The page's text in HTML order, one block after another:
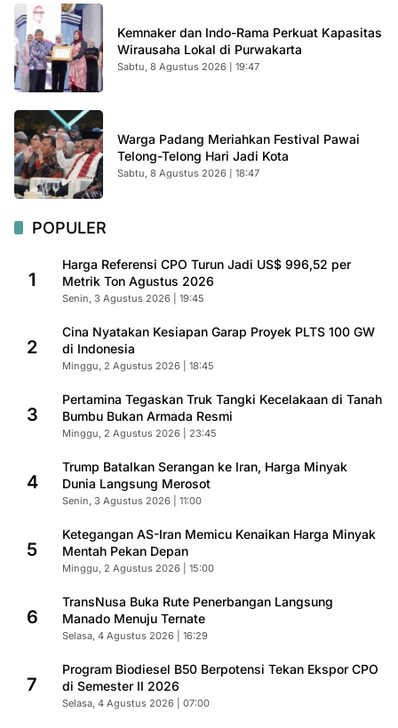
Kemnaker dan Indo-Rama Perkuat Kapasitas
Wirausaha Lokal di Purwakarta
Sabtu, 8 Agustus 2026 | 19:47
Warga Padang Meriahkan Festival Pawai
Telong-Telong Hari Jadi Kota
Sabtu, 8 Agustus 2026 | 18:47
POPULER
1
Harga Referensi CPO Turun Jadi US$ 996,52 per
Metrik Ton Agustus 2026
Senin, 3 Agustus 2026 | 19:45
2
Cina Nyatakan Kesiapan Garap Proyek PLTS 100 GW
di Indonesia
Minggu, 2 Agustus 2026 | 18:45
3
Pertamina Tegaskan Truk Tangki Kecelakaan di Tanah
Bumbu Bukan Armada Resmi
Minggu, 2 Agustus 2026 | 23:45
4
Trump Batalkan Serangan ke Iran, Harga Minyak
Dunia Langsung Merosot
Senin, 3 Agustus 2026 | 11:00
5
Ketegangan AS-Iran Memicu Kenaikan Harga Minyak
Mentah Pekan Depan
Minggu, 2 Agustus 2026 | 15:00
6
TransNusa Buka Rute Penerbangan Langsung
Manado Menuju Ternate
Selasa, 4 Agustus 2026 | 16:29
7
Program Biodiesel B50 Berpotensi Tekan Ekspor CPO
di Semester II 2026
Selasa, 4 Agustus 2026 | 07:00